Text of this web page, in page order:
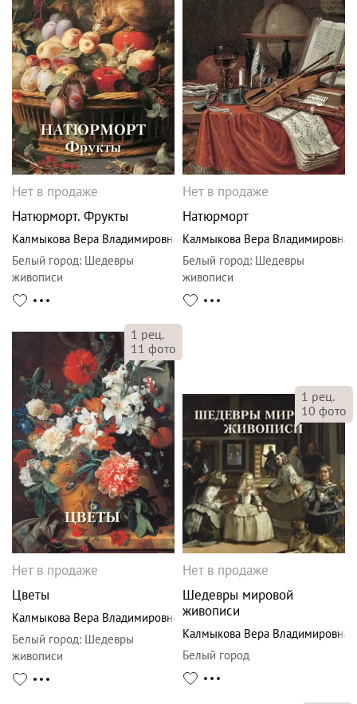
Нет в продаже
Натюрморт. Фрукты
Калмыкова Вера Владимировна
Белый город: Шедевры
живописи
Нет в продаже
Натюрморт
Калмыкова Вера Владимировна
Белый город: Шедевры
живописи
1 рец.
11 фото
Нет в продаже
Цветы
Калмыкова Вера Владимировна
Белый город: Шедевры
живописи
1 рец.
10 фото
Нет в продаже
Шедевры мировой
живописи
Калмыкова Вера Владимировна
Белый город